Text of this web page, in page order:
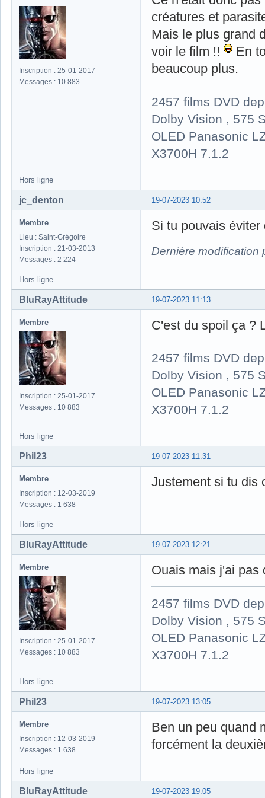
Inscription : 25-01-2017
Messages : 10 883
créatures et
Mais le plus grand
voir le film !!
En
beaucoup plus.
2457 films DVD
Dolby Vision , 575
OLED Panasonic
X3700H 7.1.2
Hors ligne
19-07-2023 10:52
jc_denton
Membre
Lieu : Saint-Grégoire
Inscription : 21-03-2013
Messages : 2 224
Si tu pouvais
Dernière modification
Hors ligne
19-07-2023 11:13
BluRayAttitude
Membre
Inscription : 25-01-2017
Messages : 10 883
C'est du spoil ça ?
2457 films DVD
Dolby Vision , 575
OLED Panasonic
X3700H 7.1.2
Hors ligne
19-07-2023 11:31
Phil23
Membre
Inscription : 12-03-2019
Messages : 1 638
Justement si tu dis
Hors ligne
19-07-2023 12:21
BluRayAttitude
Membre
Inscription : 25-01-2017
Messages : 10 883
Ouais mais j'ai pas
2457 films DVD
Dolby Vision , 575
OLED Panasonic
X3700H 7.1.2
Hors ligne
19-07-2023 13:05
Phil23
Membre
Inscription : 12-03-2019
Messages : 1 638
Ben un peu quand
forcément la
Hors ligne
19-07-2023 19:05
BluRayAttitude